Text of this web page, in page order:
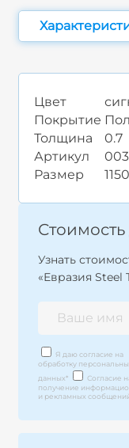
Цвет
Покрытие
Толщина
0.7
Артикул
Размер
Стоимость
Узнать
«Евразия Steel
Я даю согласие на
обработку
данных*
Согласие
получение
и рекламных